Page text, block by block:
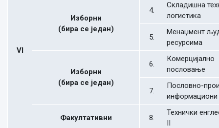
VI
Изборни
(бира се један)
4.
Складишна
логистика
5.
Менаџмент
ресурсима
Изборни
(бира се један)
6.
Комерцијално
пословање
7.
Пословно-
информациони
Факултативни 8.
Технички
II